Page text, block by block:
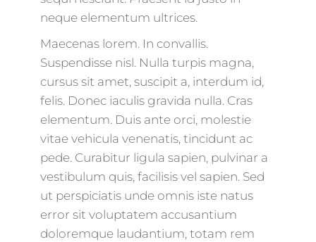
neque elementum ultrices.
Maecenas lorem. In convallis.
Suspendisse nisl. Nulla turpis magna,
cursus sit amet, suscipit a, interdum id,
felis. Donec iaculis gravida nulla. Cras
elementum. Duis ante orci, molestie
vitae vehicula venenatis, tincidunt ac
pede. Curabitur ligula sapien, pulvinar a
vestibulum quis, facilisis vel sapien. Sed
ut perspiciatis unde omnis iste natus
error sit voluptatem accusantium
doloremque laudantium, totam rem